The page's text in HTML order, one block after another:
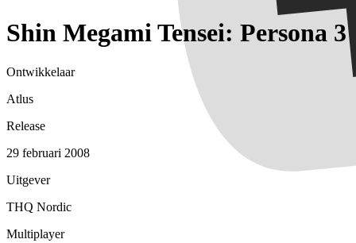
Shin Megami Tensei: Persona 3
Ontwikkelaar
Atlus
Release
29 februari 2008
Uitgever
THQ Nordic
Multiplayer